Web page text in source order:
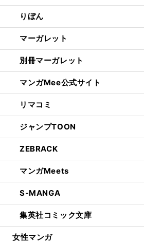
りぼん
マーガレット
別冊マーガレット
マンガMee公式サイト
リマコミ
ジャンプTOON
ZEBRACK
マンガMeets
S-MANGA
集英社コミック文庫
女性マンガ